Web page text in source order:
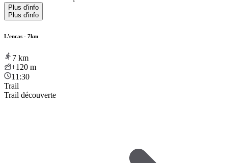
Plus d'info
Plus d'info
L'encas - 7km
7 km
+120 m
11:30
Trail
Trail découverte